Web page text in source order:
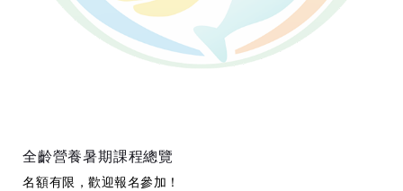
全齡營養暑期課程總覽
名額有限，歡迎報名參加！